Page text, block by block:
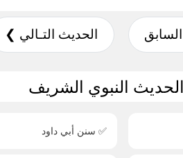
الحديث التـالي ❯
النبوي الشريف
✅ سنن أبي داود